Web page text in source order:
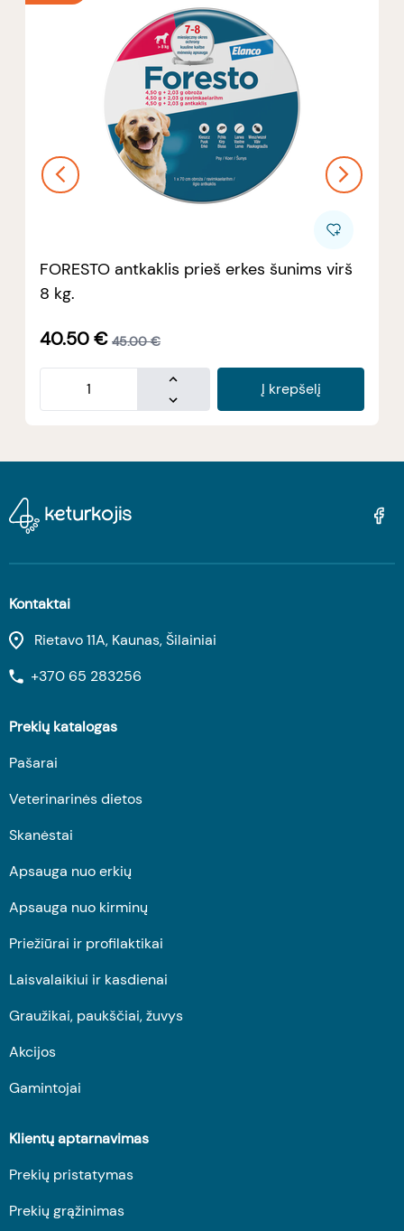
FORESTO antkaklis prieš erkes šunims virš
8 kg.
40.50€ 45.00 €
Į krepšelį
Kontaktai
Rietavo 11A, Kaunas, Šilainiai
+370 65 283256
Prekių katalogas
Pašarai
Veterinarinės dietos
Skanėstai
Apsauga nuo erkių
Apsauga nuo kirminų
Priežiūrai ir profilaktikai
Laisvalaikiui ir kasdienai
Graužikai, paukščiai, žuvys
Akcijos
Gamintojai
Klientų aptarnavimas
Prekių pristatymas
Prekių grąžinimas